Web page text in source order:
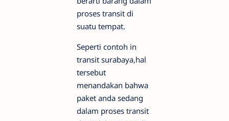
proses transit di
suatu tempat.
Seperti contoh in
transit surabaya,hal
tersebut
menandakan bahwa
paket anda sedang
dalam proses transit